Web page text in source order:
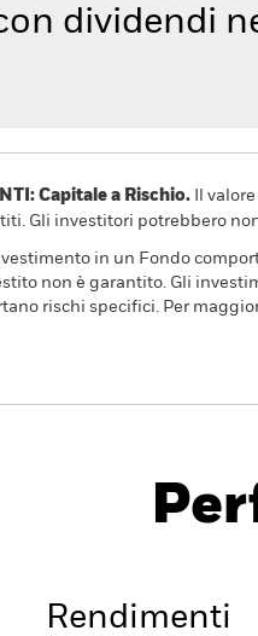
dividendi
Capitale a Rischio. Il
Gli investitori potrebbero
in un Fondo
non è garantito. Gli
rischi specifici. Per
Rendimenti